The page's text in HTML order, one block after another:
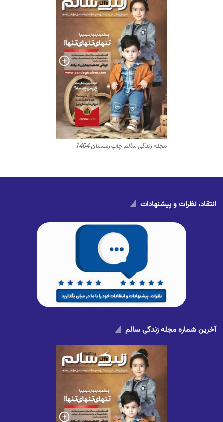
مجله زندگی سالم چاپ زمستان 1404
انتقاد، نظرات و پیشنهادات
آخرین شماره مجله زندگی سالم